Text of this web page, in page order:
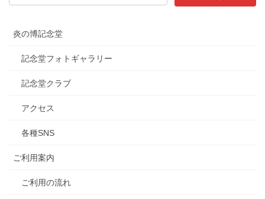
炎の博記念堂
記念堂フォトギャラリー
記念堂クラブ
アクセス
各種SNS
ご利用案内
ご利用の流れ